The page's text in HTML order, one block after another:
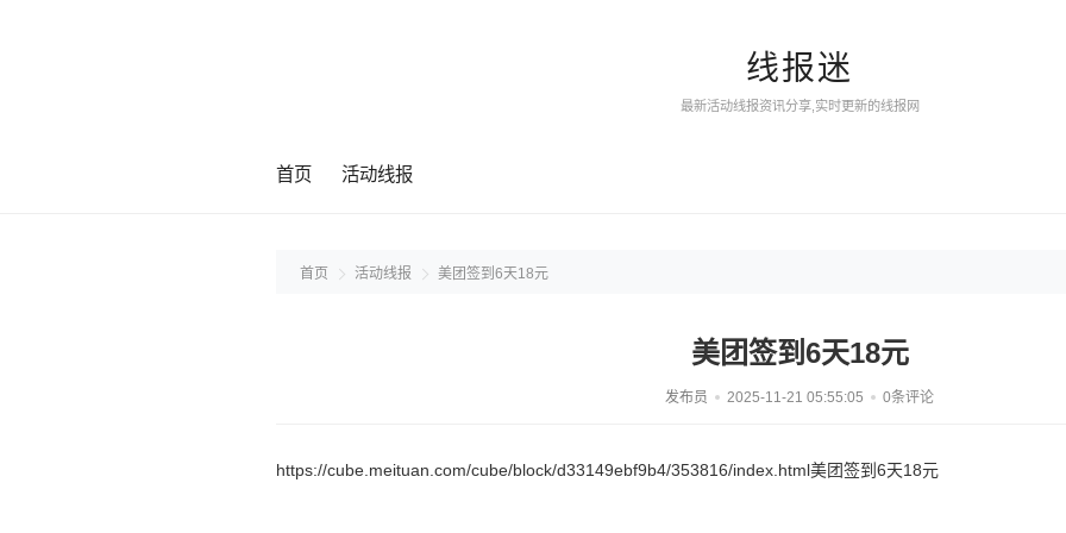
线报迷
最新活动线报资讯分享,实时更新的线报网
首页 活动线报
首页 活动线报 美团签到6天18元
美团签到6天18元
发布员 2025-11-21 05:55:05 0条评论
https://cube.meituan.com/cube/block/d33149ebf9b4/353816/index.html美团签到6天18元